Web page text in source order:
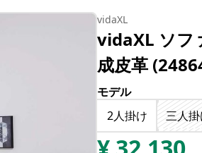
vidaXL
vidaXL ソフ
成皮革
モデル
2人掛け
三人